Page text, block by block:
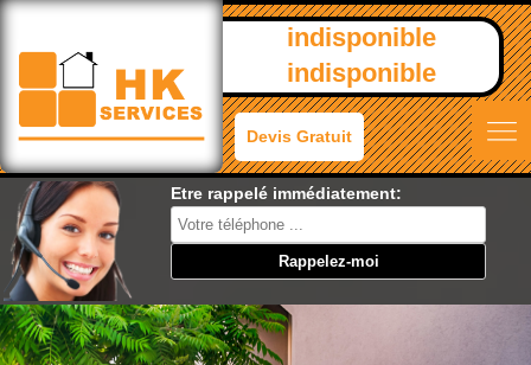
indisponible
indisponible
Devis Gratuit
Etre rappelé immédiatement: